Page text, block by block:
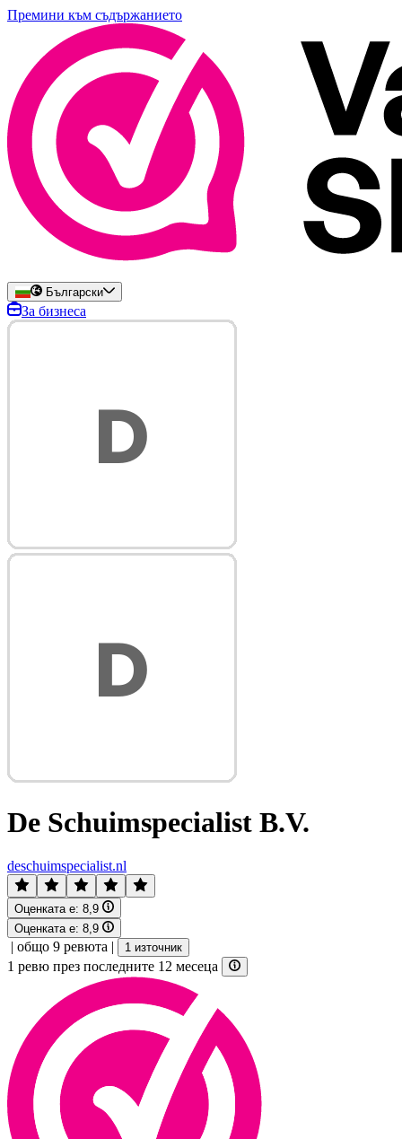
Премини към съдържанието
Български
За бизнеса
De Schuimspecialist B.V.
deschuimspecialist.nl
Оценката е: 8,9
Оценката е: 8,9
| общо 9 ревюта | 1 източник
1 ревю през последните 12 месеца